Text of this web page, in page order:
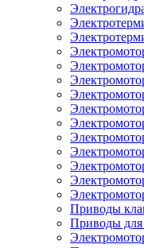
Приводы
Приводы для